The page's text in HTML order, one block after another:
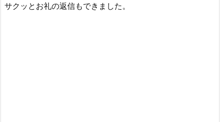
サクッとお礼の返信もできました。